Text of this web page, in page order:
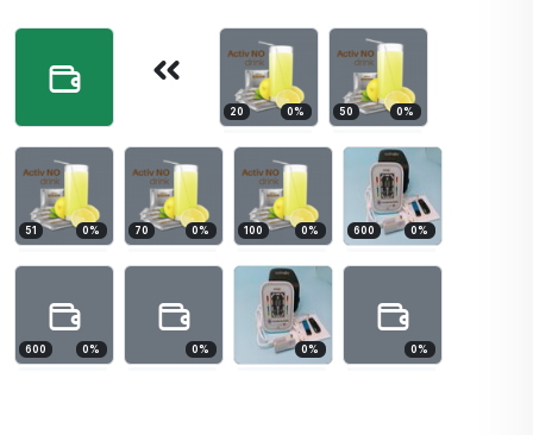
20 0% 50 0%
51 0% 70 0% 100 0% 600 0%
600 0% 0% 0% 0%